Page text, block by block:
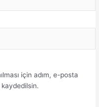
için adım, e-posta